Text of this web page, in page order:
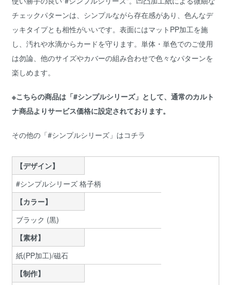
チェックパターンは、シンプルながら存在感があり、色んなデ
ッキタイプとも相性がいいです。表面にはマットPP加工を施
し、汚れや水滴からカードを守ります。単体・単色でのご使用
は勿論、他のサイズやカバーの組み合わせで色々なパターンを
楽しめます。
※こちらの商品は「#シンプルシリーズ」として、通常のカルト
ナ商品よりサービス価格に設定されております。
その他の「#シンプルシリーズ」はコチラ
【デザイン】
#シンプルシリーズ 格子柄
【カラー】
ブラック (黒)
【素材】
紙(PP加工)/磁石
【制作】